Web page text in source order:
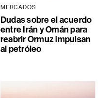
MERCADOS
Dudas sobre el acuerdo
entre Irán y Omán para
reabrir Ormuz impulsan
al petróleo